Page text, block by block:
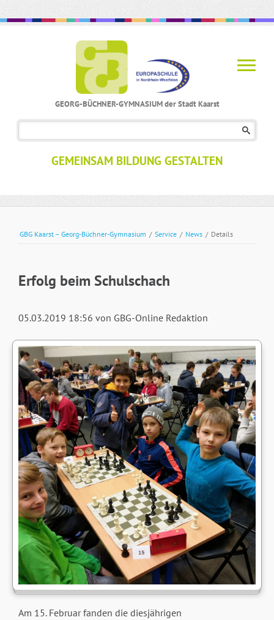
GEORG-BÜCHNER-GYMNASIUM der Stadt Kaarst
GEMEINSAM BILDUNG GESTALTEN
GBG Kaarst – Georg-Büchner-Gymnasium / Service / News / Details
Erfolg beim Schulschach
05.03.2019 18:56 von GBG-Online Redaktion
Am 15. Februar fanden die diesjährigen